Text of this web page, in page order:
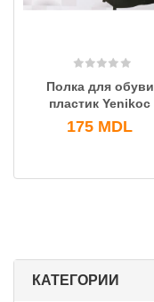
КАТЕГОРИИ
Полка для обуви
пластик Yenikoc
175 MDL